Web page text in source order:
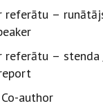
author